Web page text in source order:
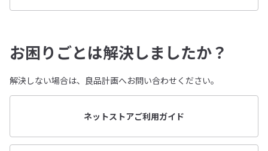
お困りごとは解決しましたか？
解決しない場合は、良品計画へお問い合わせください。
ネットストアご利用ガイド